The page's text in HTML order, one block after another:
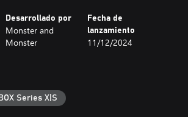
Desarrollado por
Monster and
Monster
Fecha de
lanzamiento
11/12/2024
Series X|S